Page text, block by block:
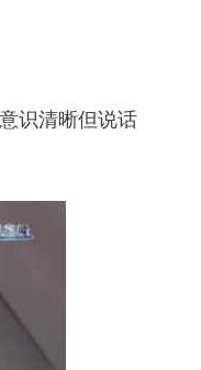
识清晰但说话